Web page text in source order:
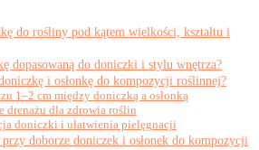
do rośliny pod kątem wielkości, kształtu i
dopasowaną do doniczki i stylu wnętrza?
i osłonkę do kompozycji roślinnej?
1–2 cm między doniczką a osłonką
drenażu dla zdrowia roślin
doniczki i ułatwienia pielęgnacji
przy doborze doniczek i osłonek do kompozycji